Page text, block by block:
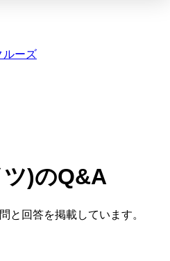
ルーズ
)のQ&A
と回答を掲載しています。